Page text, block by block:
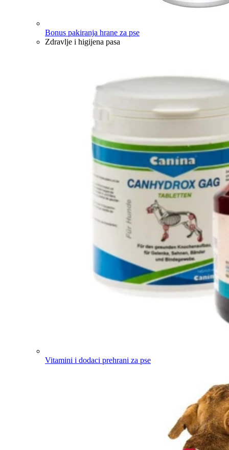
Bonus pakiranja hrane za pse
Zdravlje i higijena pasa
Vitamini i dodaci prehrani za pse